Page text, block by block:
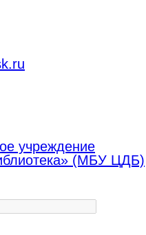
учреждение
(МБУ ЦДБ)